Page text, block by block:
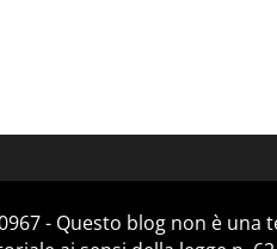
- Questo blog non è una